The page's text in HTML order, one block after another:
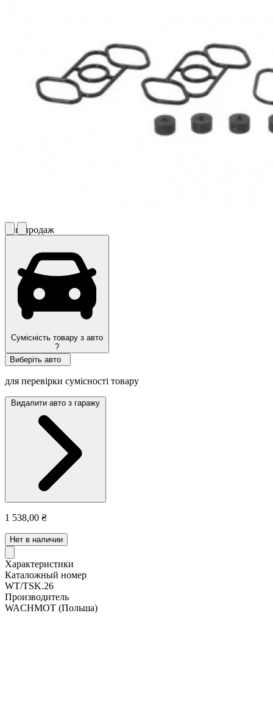
Топ продаж
Сумісність товару з авто
?
Виберіть авто
для перевірки сумісності товару
Видалити авто з гаражу
1 538,00 ₴
Нет в наличии
Характеристики
Каталожный номер
WT/TSK.26
Производитель
WACHMOT (Польша)